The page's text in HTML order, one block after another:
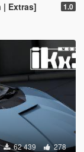
| Extras] 1.0
62 439 278